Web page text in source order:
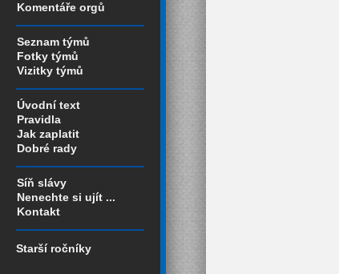
Komentáře orgů
Seznam týmů
Fotky týmů
Vizitky týmů
Úvodní text
Pravidla
Jak zaplatit
Dobré rady
Síň slávy
Nenechte si ujít ...
Kontakt
Starší ročníky